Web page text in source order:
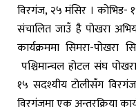
विरगंज, २५ मंसिर । कोभिड-
संचालित जाउँ है पोखरा
कार्यक्रममा सिमरा-
पश्चिमान्चल होटल संघ
१५ सदश्यीय टोलीसँग
विरगंजमा एक अन्तरक्रिया